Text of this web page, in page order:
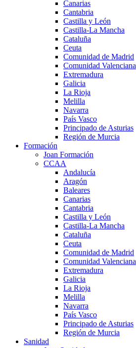
Canarias
Cantabria
Castilla y León
Castilla-La Mancha
Cataluña
Ceuta
Comunidad de Madrid
Comunidad Valenciana
Extremadura
Galicia
La Rioja
Melilla
Navarra
País Vasco
Principado de Asturias
Región de Murcia
Formación
Joan Formación
CCAA
Andalucía
Aragón
Baleares
Canarias
Cantabria
Castilla y León
Castilla-La Mancha
Cataluña
Ceuta
Comunidad de Madrid
Comunidad Valenciana
Extremadura
Galicia
La Rioja
Melilla
Navarra
País Vasco
Principado de Asturias
Región de Murcia
Sanidad